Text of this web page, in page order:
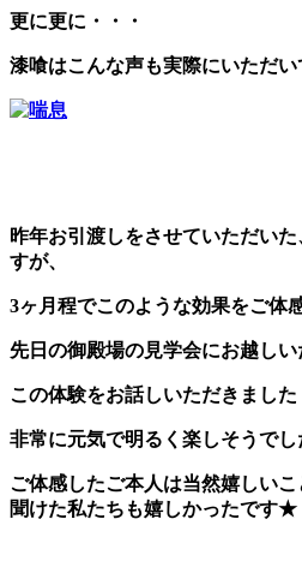
更に更に・・・
漆喰はこんな声も実際にいただい
昨年お引渡しをさせていただい
すが、
3ヶ月程でこのような効果をご体
先日の御殿場の見学会にお越しい
この体験をお話しいただきました
非常に元気で明るく楽しそうで
ご体感したご本人は当然嬉しい
聞けた私たちも嬉しかったです★